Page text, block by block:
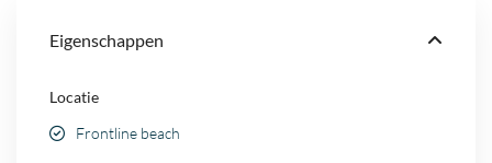
Eigenschappen
Locatie
Frontline beach